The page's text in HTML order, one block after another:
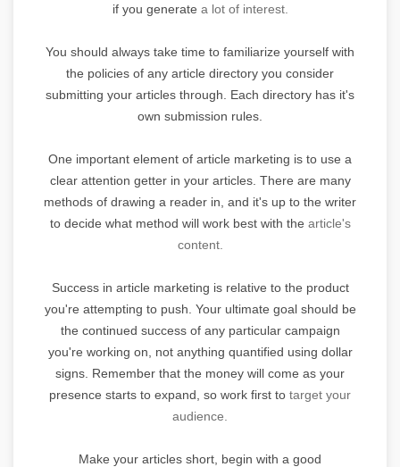
if you generate a lot of interest.
You should always take time to familiarize yourself with
the policies of any article directory you consider
submitting your articles through. Each directory has it's
own submission rules.
One important element of article marketing is to use a
clear attention getter in your articles. There are many
methods of drawing a reader in, and it's up to the writer
to decide what method will work best with the article's
content.
Success in article marketing is relative to the product
you're attempting to push. Your ultimate goal should be
the continued success of any particular campaign
you're working on, not anything quantified using dollar
signs. Remember that the money will come as your
presence starts to expand, so work first to target your
audience.
Make your articles short, begin with a good